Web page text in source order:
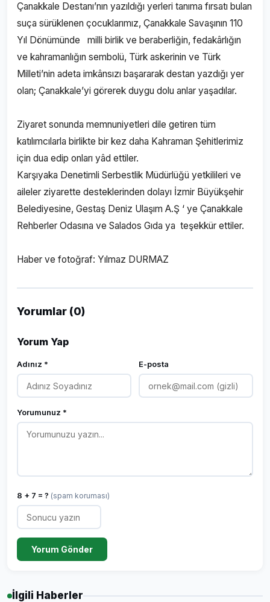
Çanakkale Destanı’nın yazıldığı yerleri tanıma fırsatı bulan
suça sürüklenen çocuklarımız, Çanakkale Savaşının 110
Yıl Dönümünde milli birlik ve beraberliğin, fedakârlığın
ve kahramanlığın sembolü, Türk askerinin ve Türk
Milleti’nin adeta imkânsızı başararak destan yazdığı yer
olan; Çanakkale’yi görerek duygu dolu anlar yaşadılar.
Ziyaret sonunda memnuniyetleri dile getiren tüm
katılımcılarla birlikte bir kez daha Kahraman Şehitlerimiz
için dua edip onları yâd ettiler.
Karşıyaka Denetimli Serbestlik Müdürlüğü yetkilileri ve
aileler ziyarette desteklerinden dolayı İzmir Büyükşehir
Belediyesine, Gestaş Deniz Ulaşım A.Ş ‘ ye Çanakkale
Rehberler Odasına ve Salados Gıda ya teşekkür ettiler.
Haber ve fotoğraf: Yılmaz DURMAZ
Yorumlar (0)
Yorum Yap
Adınız * E-posta
Yorumunuz *
8 + 7 = ? (spam koruması)
Yorum Gönder
İlgili Haberler